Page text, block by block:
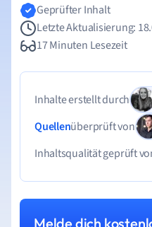
Geprüfter Inhalt
Letzte Aktualisierung:
17 Minuten Lesezeit
Inhalte erstellt durch
Quellenüberprüft von
Inhaltsqualität geprüft
Melde dich